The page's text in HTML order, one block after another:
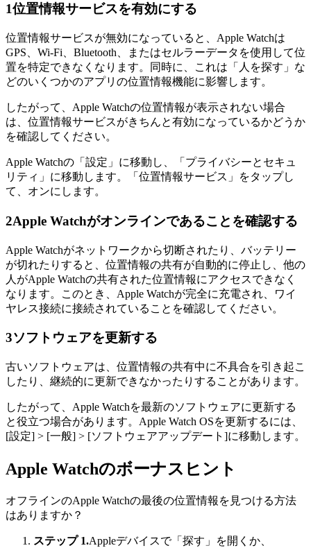
1位置情報サービスを有効にする
位置情報サービスが無効になっていると、Apple Watchは
GPS、Wi-Fi、Bluetooth、またはセルラーデータを使用して位
置を特定できなくなります。同時に、これは「人を探す」な
どのいくつかのアプリの位置情報機能に影響します。
したがって、Apple Watchの位置情報が表示されない場合
は、位置情報サービスがきちんと有効になっているかどうか
を確認してください。
Apple Watchの「設定」に移動し、「プライバシーとセキュ
リティ」に移動します。「位置情報サービス」をタップし
て、オンにします。
2Apple Watchがオンラインであることを確認する
Apple Watchがネットワークから切断されたり、バッテリー
が切れたりすると、位置情報の共有が自動的に停止し、他の
人がApple Watchの共有された位置情報にアクセスできなく
なります。このとき、Apple Watchが完全に充電され、ワイ
ヤレス接続に接続されていることを確認してください。
3ソフトウェアを更新する
古いソフトウェアは、位置情報の共有中に不具合を引き起こ
したり、継続的に更新できなかったりすることがあります。
したがって、Apple Watchを最新のソフトウェアに更新する
と役立つ場合があります。Apple Watch OSを更新するには、
[設定] > [一般] > [ソフトウェアアップデート]に移動します。
Apple Watchのボーナスヒント
オフラインのApple Watchの最後の位置情報を見つける方法
はありますか？
ステップ 1.Appleデバイスで「探す」を開くか、